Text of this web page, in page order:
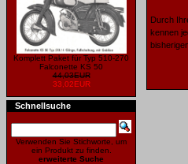
Komplett Paket für Typ 510-270
Falconette KS 50
44,03EUR
33,02EUR
Schnellsuche
Verwenden Sie Stichworte, um
ein Produkt zu finden.
erweiterte Suche
Durch
kennen